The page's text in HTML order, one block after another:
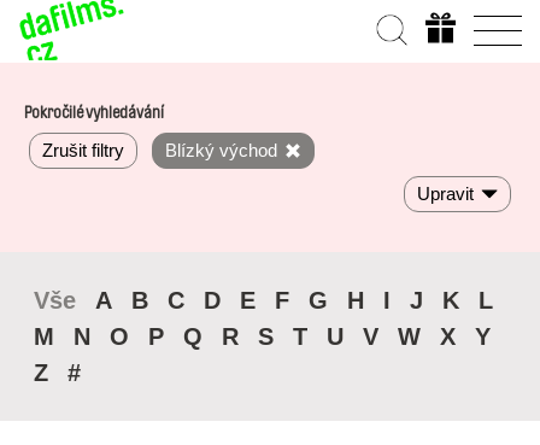
Pokročilé vyhledávání
Zrušit filtry Blízký východ
Upravit
Vše A B C D E F G H I J K
L
M
N O P Q R S T U V W X
Y
Z
#